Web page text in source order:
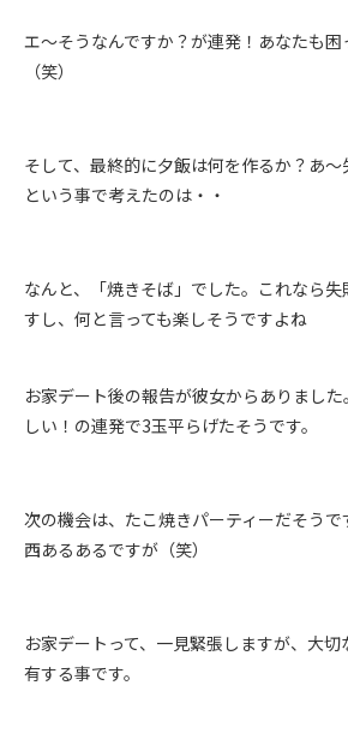
エ～そうなんですか？が連発！あなたも
（笑）
そして、最終的に夕飯は何を作るか？あ
という事で考えたのは・・
なんと、「焼きそば」でした。これなら
すし、何と言っても楽しそうですよね
お家デート後の報告が彼女からありまし
しい！の連発で3玉平らげたそうです。
次の機会は、たこ焼きパーティーだそう
西あるあるですが（笑）
お家デートって、一見緊張しますが、大
有する事です。